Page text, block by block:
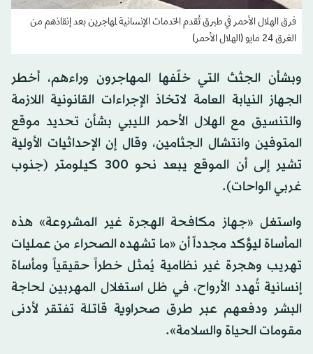
فرق الهلال الأحمر في طبرق تُقدم الخدمات الإنسانية لمهاجرين بعد إنقاذهم من
الغرق 24 مايو (الهلال الأحمر)
وبشأن الجثث التي خلّفها المهاجرون وراءهم، أخطر
الجهاز النيابة العامة لاتخاذ الإجراءات القانونية اللازمة
والتنسيق مع الهلال الأحمر الليبي بشأن تحديد موقع
المتوفين وانتشال الجثامين، وقال إن الإحداثيات الأولية
تشير إلى أن الموقع يبعد نحو 300 كيلومتر (جنوب
غربي الواحات).
واستغل «جهاز مكافحة الهجرة غير المشروعة» هذه
المأساة ليؤكد مجدداً أن «ما تشهده الصحراء من عمليات
تهريب وهجرة غير نظامية يُمثل خطراً حقيقياً ومأساة
إنسانية تُهدد الأرواح، في ظل استغلال المهربين لحاجة
البشر ودفعهم عبر طرق صحراوية قاتلة تفتقر لأدنى
مقومات الحياة والسلامة».